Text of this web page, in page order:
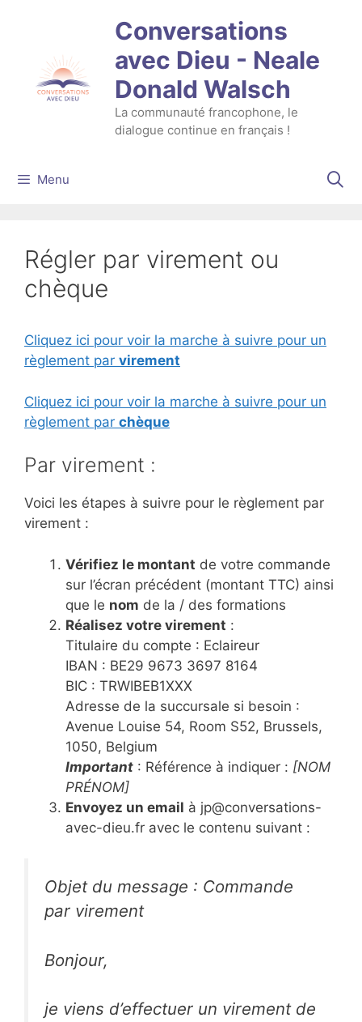
Conversations
avec Dieu - Neale
Donald Walsch
La communauté francophone, le
dialogue continue en français !
Menu
Régler par virement ou
chèque
Cliquez ici pour voir la marche à suivre pour un
règlement par virement
Cliquez ici pour voir la marche à suivre pour un
règlement par chèque
Par virement :
Voici les étapes à suivre pour le règlement par
virement :
Vérifiez le montant de votre commande
sur l’écran précédent (montant TTC) ainsi
que le nom de la / des formations
Réalisez votre virement :
Titulaire du compte : Eclaireur
IBAN : BE29 9673 3697 8164
BIC : TRWIBEB1XXX
Adresse de la succursale si besoin :
Avenue Louise 54, Room S52, Brussels,
1050, Belgium
Important : Référence à indiquer : [NOM
PRÉNOM]
Envoyez un email à jp@conversations-
avec-dieu.fr avec le contenu suivant :
Objet du message : Commande
par virement
Bonjour,
je viens d’effectuer un virement de